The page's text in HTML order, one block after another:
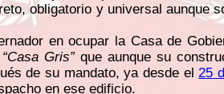
obligatorio y universal aunque
en ocupar la Casa de
“Casa Gris”que aunque su
de su mandato, ya desde el25
en ese edificio.